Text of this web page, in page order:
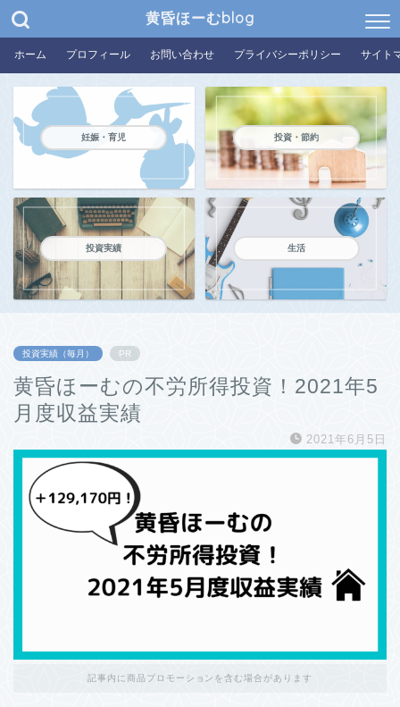
黄昏ほーむblog
ホーム プロフィール お問い合わせ プライバシーポリシー サイト
妊娠・育児 投資・節約
投資実績 生活
投資実績（毎月） PR
黄昏ほーむの不労所得投資！2021年5
月度収益実績
2021年6月5日
記事内に商品プロモーションを含む場合があります